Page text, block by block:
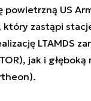
US
który zastąpi
LTAMDS
jak i